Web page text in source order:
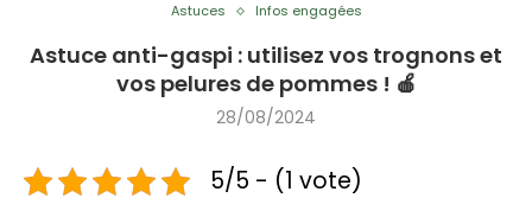
Astuces Infos engagées
Astuce anti-gaspi : utilisez vos trognons et
vos pelures de pommes ! 🍎
28/08/2024
5/5 - (1 vote)